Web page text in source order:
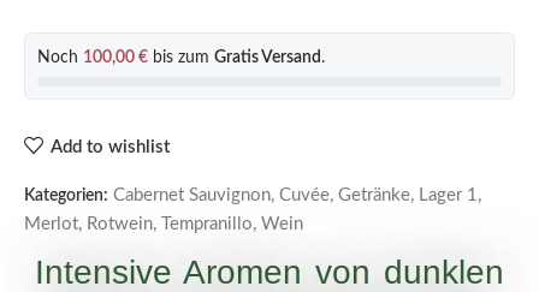
Noch 100,00 € bis zum Gratis Versand .
Add to wishlist
Kategorien: Cabernet Sauvignon, Cuvée, Getränke, Lager 1,
Merlot, Rotwein, Tempranillo, Wein
Intensive Aromen von dunklen